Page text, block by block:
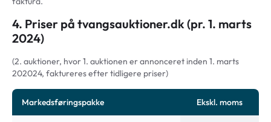
4. Priser på tvangsauktioner.dk (pr. 1. marts
2024)
(2. auktioner, hvor 1. auktionen er annonceret inden 1. marts
202024, faktureres efter tidligere priser)
Markedsføringspakke Ekskl. moms